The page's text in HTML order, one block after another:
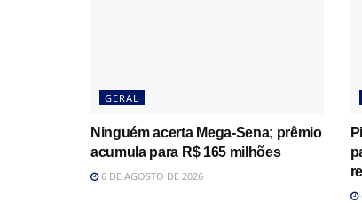
GERAL
Ninguém acerta Mega-Sena; prêmio
acumula para R$ 165 milhões
6 DE AGOSTO DE 2026